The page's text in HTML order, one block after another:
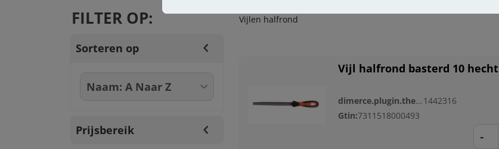
FILTER OP:
Sorteren op
Prijsbereik
Vijlen halfrond
Vijl halfrond basterd 10 hecht
dimerce.plugin.theme.productnr: 1442316
Gtin:7311518000493
-